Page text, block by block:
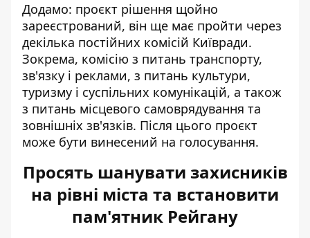
Додамо: проєкт рішення щойно
зареєстрований, він ще має пройти через
декілька постійних комісій Київради.
Зокрема, комісію з питань транспорту,
зв'язку і реклами, з питань культури,
туризму і суспільних комунікацій, а також
з питань місцевого самоврядування та
зовнішніх зв'язків. Після цього проєкт
може бути винесений на голосування.
Просять шанувати захисників
на рівні міста та встановити
пам'ятник Рейгану